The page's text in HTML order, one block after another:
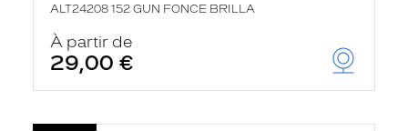
ALT24208 152 GUN FONCE BRILLA
À partir de
29,00 €